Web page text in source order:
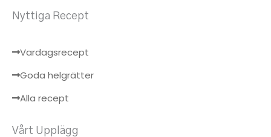
Nyttiga Recept
Vardagsrecept
Goda helgrätter
Alla recept
Vårt Upplägg